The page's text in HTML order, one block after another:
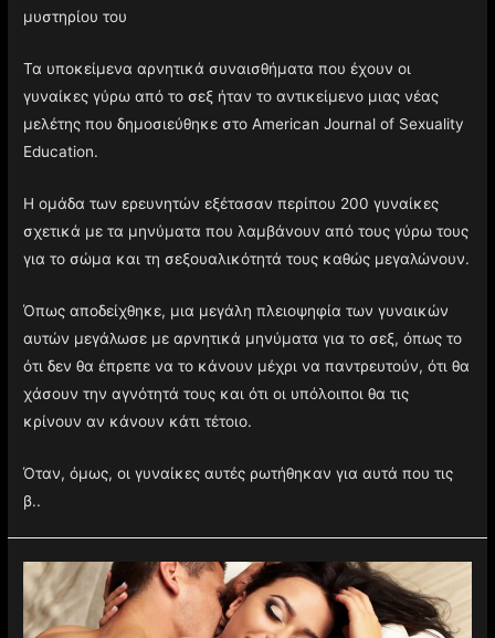
μυστηρίου του
Τα υποκείμενα αρνητικά συναισθήματα που έχουν οι
γυναίκες γύρω από το σεξ ήταν το αντικείμενο μιας νέας
μελέτης που δημοσιεύθηκε στο American Journal of Sexuality
Education.
Η ομάδα των ερευνητών εξέτασαν περίπου 200 γυναίκες
σχετικά με τα μηνύματα που λαμβάνουν από τους γύρω τους
για το σώμα και τη σεξουαλικότητά τους καθώς μεγαλώνουν.
Όπως αποδείχθηκε, μια μεγάλη πλειοψηφία των γυναικών
αυτών μεγάλωσε με αρνητικά μηνύματα για το σεξ, όπως το
ότι δεν θα έπρεπε να το κάνουν μέχρι να παντρευτούν, ότι θα
χάσουν την αγνότητά τους και ότι οι υπόλοιποι θα τις
κρίνουν αν κάνουν κάτι τέτοιο.
Όταν, όμως, οι γυναίκες αυτές ρωτήθηκαν για αυτά που τις
β..